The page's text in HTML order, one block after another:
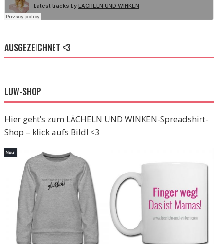
AUSGEZEICHNET <3
LUW-SHOP
Hier geht’s zum LÄCHELN UND WINKEN-Spreadshirt-
Shop – klick aufs Bild! <3